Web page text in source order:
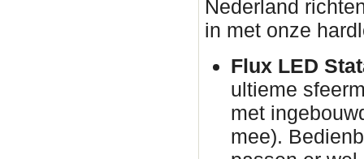
Nederland
in met onze
Flux LED
ultieme
met
mee).